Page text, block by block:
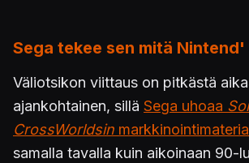
Sega tekee sen mitä Nintend'
Väliotsikon viittaus on pitkästä
ajankohtainen, sillä Sega uhoaa
CrossWorldsin
samalla tavalla kuin aikoinaan 90-